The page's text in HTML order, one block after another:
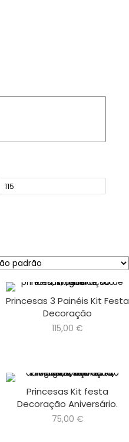
Princesas 3 Painéis Kit Festa
Decoração
115,00 €
Princesas Kit festa
Decoração Aniversário.
75,00 €